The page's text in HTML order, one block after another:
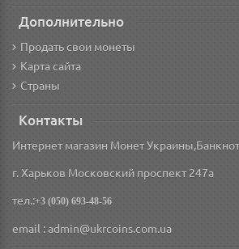
Дополнительно
Продать свои монеты
Карта сайта
Страны
Контакты
Интернет магазин Монет
г. Харьков Московский проспект 247а
тел.:+3 (050) 693-48-56
email : admin@ukrcoins.com.ua